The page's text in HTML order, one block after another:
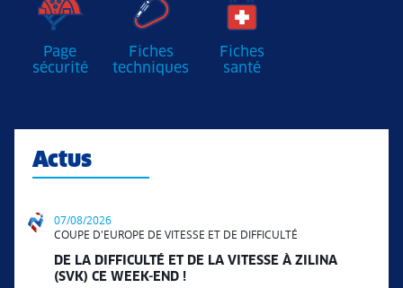
Page
sécurité
Fiches
techniques
Fiches
santé
Actus
07/08/2026
COUPE D'EUROPE DE VITESSE ET DE DIFFICULTÉ
DE LA DIFFICULTÉ ET DE LA VITESSE À ZILINA
(SVK) CE WEEK-END !